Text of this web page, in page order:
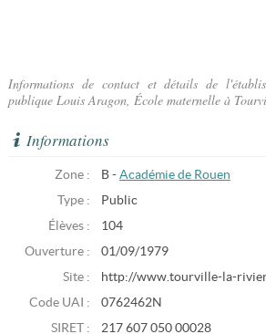
Informations de contact et détails de
publique Louis Aragon, École maternelle à
Informations
Zone : B - Académie de Rouen
Type :
Public
Élèves :
104
Ouverture :
01/09/1979
Site :
http://www.tourville-la-
Code UAI :
0762462N
SIRET :
217 607 050 00028